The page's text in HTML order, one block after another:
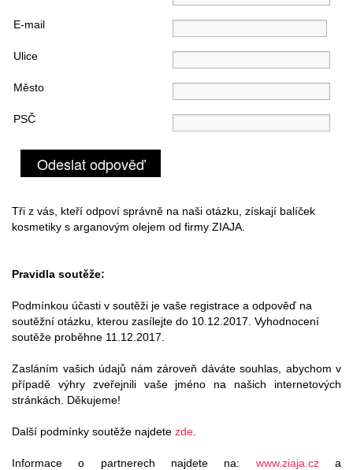
E-mail
Ulice
Město
PSČ
Odeslat odpověď
Tři z vás, kteří odpoví správně na naši otázku, získají balíček
kosmetiky s arganovým olejem od firmy ZIAJA.
Pravidla soutěže:
Podmínkou účasti v soutěži je vaše registrace a odpověď na
soutěžní otázku, kterou zasílejte do 10.12.2017. Vyhodnocení
soutěže proběhne 11.12.2017.
Zasláním vašich údajů nám zároveň dáváte souhlas, abychom v
případě výhry zveřejnili vaše jméno na našich internetových
stránkách. Děkujeme!
Další podmínky soutěže najdete zde
Informace o partnerech najdete na: www.ziaja.cza